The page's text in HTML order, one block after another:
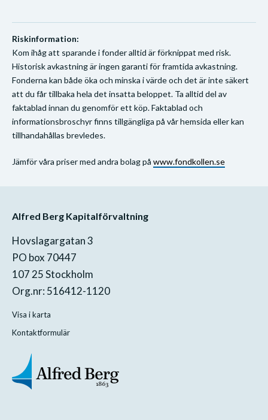
Riskinformation:
Kom ihåg att sparande i fonder alltid är förknippat med risk.
Historisk avkastning är ingen garanti för framtida avkastning.
Fonderna kan både öka och minska i värde och det är inte säkert
att du får tillbaka hela det insatta beloppet. Ta alltid del av
faktablad innan du genomför ett köp. Faktablad och
informationsbroschyr finns tillgängliga på vår hemsida eller kan
tillhandahållas brevledes.
Jämför våra priser med andra bolag på www.fondkollen.se
Alfred Berg Kapitalförvaltning
Hovslagargatan 3
PO box 70447
107 25 Stockholm
Org.nr: 516412-1120
Visa i karta
Kontaktformulär